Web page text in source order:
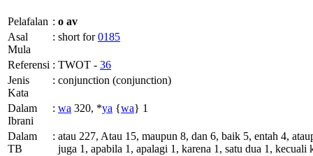
Pelafalan : o av
Asal
Mula
: short for0185
Referensi : TWOT - 36
Jenis
Kata
: conjunction (conjunction)
Dalam
Ibrani
: wa 320, *ya {wa} 1
Dalam
TB
: atau 227, Atau 15, maupun 8, dan 6, baik 5, entah 4,
juga 1, apabila 1, apalagi 1, karena 1, satu dua 1,